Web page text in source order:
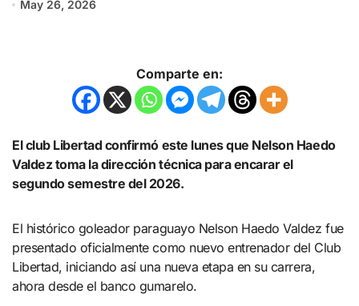
May 26, 2026
Comparte en:
El club Libertad confirmó este lunes que Nelson Haedo
Valdez toma la dirección técnica para encarar el
segundo semestre del 2026.
El histórico goleador paraguayo Nelson Haedo Valdez fue
presentado oficialmente como nuevo entrenador del Club
Libertad, iniciando así una nueva etapa en su carrera,
ahora desde el banco gumarelo.